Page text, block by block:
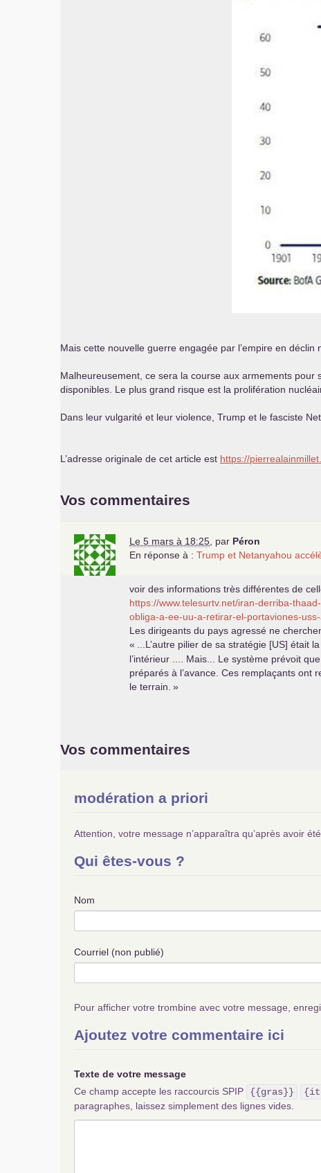
Mais cette nouvelle guerre engagée par l’empire en
Malheureusement, ce sera la course aux armements pour
disponibles. Le plus grand risque est la prolifération
Dans leur vulgarité et leur violence, Trump et le fasciste
L’adresse originale de cet article est https://
Vos commentaires
Le 5 mars à 18:25 par Péron
En réponse à : Trump et Netanyahou
voir des informations très différentes de
https://www.telesurtv.net/iran-derriba-
obliga-a-ee-uu-a-retirar-el-portaviones-
Les dirigeants du pays agressé ne
«
...L’autre pilier de sa stratégie [US] était
l’intérieur .... Mais... Le système prévoit
préparés à l’avance. Ces remplaçants
le terrain. »
Vos commentaires
modération a priori
Attention, votre message n’apparaîtra qu’après avoir
Qui êtes-vous ?
Nom
Courriel (non publié)
Pour afficher votre trombine avec votre message,
Ajoutez votre commentaire ici
Texte de votre message
Ce champ accepte les raccourcis SPIP
{{gras}}
paragraphes, laissez simplement des lignes vides.